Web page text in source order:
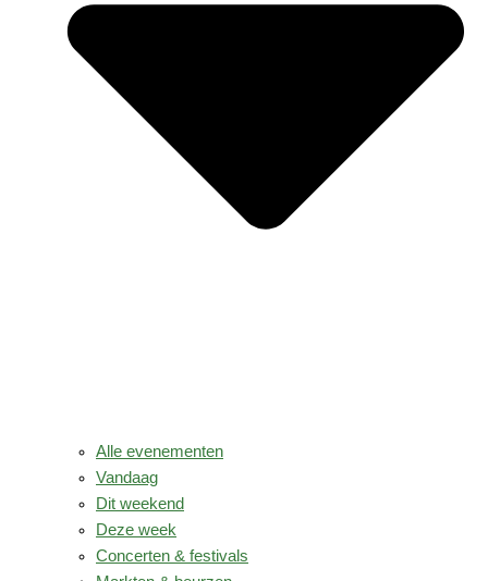
Alle evenementen
Vandaag
Dit weekend
Deze week
Concerten & festivals